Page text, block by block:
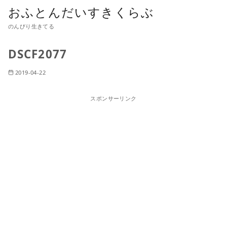
おふとんだいすきくらぶ
のんびり生きてる
DSCF2077
2019-04-22
スポンサーリンク